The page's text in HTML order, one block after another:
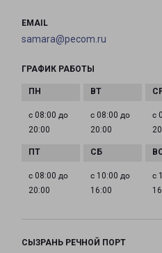
EMAIL
samara@pecom.ru
ГРАФИК РАБОТЫ
с 08:00 до
20:00
с 08:00 до
20:00
с
с 08:00 до
20:00
с 10:00 до
16:00
с
СЫЗРАНЬ РЕЧНОЙ ПОРТ